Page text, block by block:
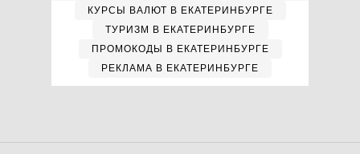
КУРСЫ ВАЛЮТ В ЕКАТЕРИНБУРГЕ
ТУРИЗМ В ЕКАТЕРИНБУРГЕ
ПРОМОКОДЫ В ЕКАТЕРИНБУРГЕ
РЕКЛАМА В ЕКАТЕРИНБУРГЕ